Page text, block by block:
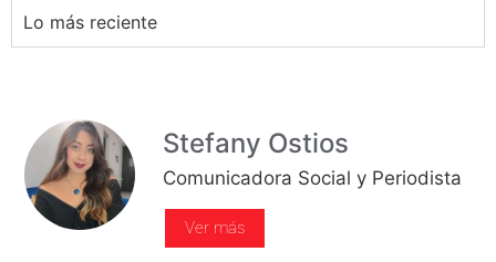
Lo más reciente
Stefany Ostios
Comunicadora Social y Periodista
Ver más